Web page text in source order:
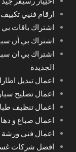
ارقام فنيي
اشتراك باقات
اشتراك بي أن
الجديدة
اعمال تبديل
اعمال تصليح
اعمال تنظيف
اعمال صباغ و
اعمال فني ورشة
افضل شركات